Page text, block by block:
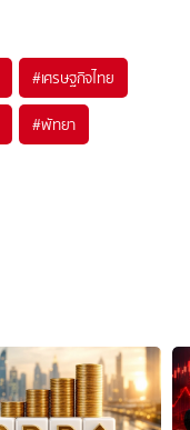
#เศรษฐกิจไทย
#พัทยา